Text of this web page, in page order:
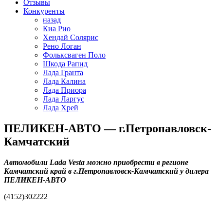
Отзывы
Конкуренты
назад
Киа Рио
Хендай Солярис
Рено Логан
Фольксваген Поло
Шкода Рапид
Лада Гранта
Лада Калина
Лада Приора
Лада Ларгус
Лада Хрей
ПЕЛИКЕН-АВТО — г.Петропавловск-
Камчатский
Автомобили Lada Vesta можно приобрести в регионе
Камчатский край в г.Петропавловск-Камчатский у дилера
ПЕЛИКЕН-АВТО
(4152)302222